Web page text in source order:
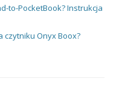
to-PocketBook? Instrukcja
czytniku Onyx Boox?